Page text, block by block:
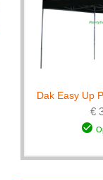
Dak Easy Up
€